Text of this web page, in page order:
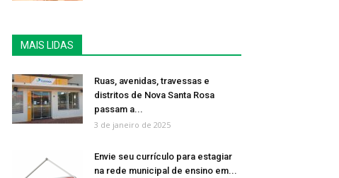
MAIS LIDAS
Ruas, avenidas, travessas e
distritos de Nova Santa Rosa
passam a...
3 de janeiro de 2025
Envie seu currículo para estagiar
na rede municipal de ensino em...